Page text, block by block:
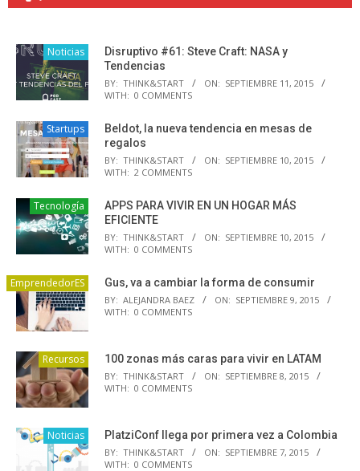
Noticias
Disruptivo #61: Steve Craft: NASA y
Tendencias
BY: THINK&START ON: SEPTIEMBRE 11, 2015
WITH: 0 COMMENTS
Startups
Beldot, la nueva tendencia en mesas de
regalos
BY: THINK&START ON: SEPTIEMBRE 10, 2015
WITH: 2 COMMENTS
Tecnología
APPS PARA VIVIR EN UN HOGAR MÁS
EFICIENTE
BY: THINK&START ON: SEPTIEMBRE 10, 2015
WITH: 0 COMMENTS
EmprendedorES Gus, va a cambiar la forma de consumir
BY: ALEJANDRA BAEZ ON: SEPTIEMBRE 9, 2015
WITH: 0 COMMENTS
Recursos 100 zonas más caras para vivir en LATAM
BY: THINK&START ON: SEPTIEMBRE 8, 2015
WITH: 0 COMMENTS
Noticias PlatziConf llega por primera vez a Colombia
BY: THINK&START ON: SEPTIEMBRE 7, 2015
WITH: 0 COMMENTS